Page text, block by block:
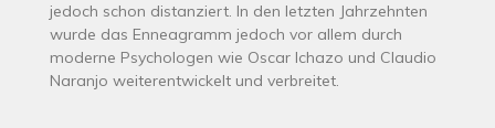
jedoch schon distanziert. In den letzten Jahrzehnten
wurde das Enneagramm jedoch vor allem durch
moderne Psychologen wie Oscar Ichazo und Claudio
Naranjo weiterentwickelt und verbreitet.